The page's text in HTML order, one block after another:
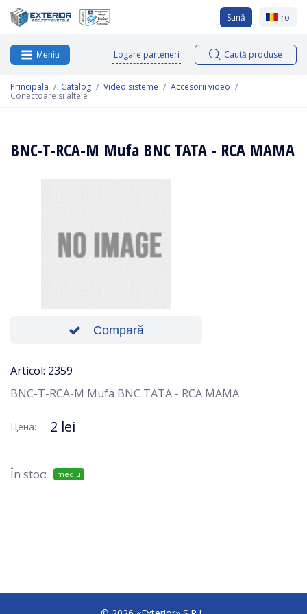
Sună ro
Meniu Logare parteneri Caută produse
Principala Catalog Video sisteme Accesorii video
Conectoare si altele
BNC-T-RCA-M Mufa BNC TATA - RCA MAMA
Compară
Articol: 2359
BNC-T-RCA-M Mufa BNC TATA - RCA MAMA
Цена: 2 lei
În stoc: mediu